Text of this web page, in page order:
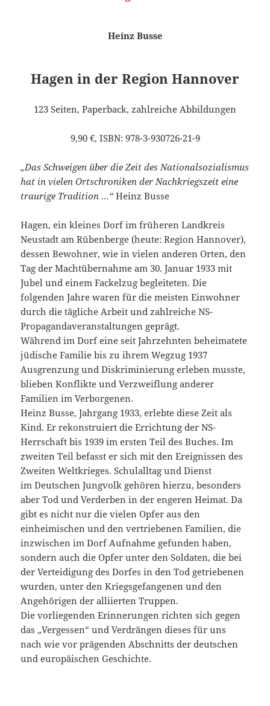
Heinz Busse
Hagen in der Region Hannover
123 Seiten, Paperback, zahlreiche Abbildungen
9,90 €, ISBN: 978-3-930726-21-9
„Das Schweigen über die Zeit des Nationalsozialismus
hat in vielen Ortschroniken der Nachkriegszeit eine
traurige Tradition …“Heinz Busse
Hagen, ein kleines Dorf im früheren Landkreis
Neustadt am Rübenberge (heute: Region Hannover),
dessen Bewohner, wie in vielen anderen Orten, den
Tag der Machtübernahme am 30. Januar 1933 mit
Jubel und einem Fackelzug begleiteten. Die
folgenden Jahre waren für die meisten Einwohner
durch die tägliche Arbeit und zahlreiche NS-
Propagandaveranstaltungen geprägt.
Während im Dorf eine seit Jahrzehnten beheimatete
jüdische Familie bis zu ihrem Wegzug 1937
Ausgrenzung und Diskriminierung erleben musste,
blieben Konflikte und Verzweiflung anderer
Familien im Verborgenen.
Heinz Busse, Jahrgang 1933, erlebte diese Zeit als
Kind. Er rekonstruiert die Errichtung der NS-
Herrschaft bis 1939 im ersten Teil des Buches. Im
zweiten Teil befasst er sich mit den Ereignissen des
Zweiten Weltkrieges. Schulalltag und Dienst
im Deutschen Jungvolk gehören hierzu, besonders
aber Tod und Verderben in der engeren Heimat. Da
gibt es nicht nur die vielen Opfer aus den
einheimischen und den vertriebenen Familien, die
inzwischen im Dorf Aufnahme gefunden haben,
sondern auch die Opfer unter den Soldaten, die bei
der Verteidigung des Dorfes in den Tod getriebenen
wurden, unter den Kriegsgefangenen und den
Angehörigen der alliierten Truppen.
Die vorliegenden Erinnerungen richten sich gegen
das „Vergessen“ und Verdrängen dieses für uns
nach wie vor prägenden Abschnitts der deutschen
und europäischen Geschichte.